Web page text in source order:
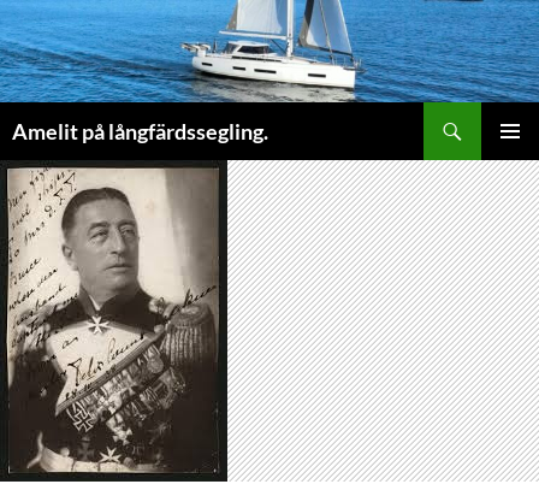
Amelit på långfärdssegling.
PRIMÄR
MENY
TILL
INNEHÅLL